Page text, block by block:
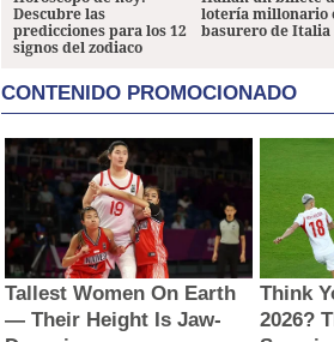
Descubre las
predicciones para los 12
signos del zodiaco
lotería millonario
basurero de Italia
CONTENIDO PROMOCIONADO
Tallest Women On Earth
— Their Height Is Jaw-
Think
2026?